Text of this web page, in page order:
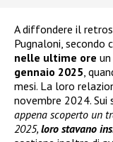
A diffondere il
Pugnaloni, secondo
nelle ultime ore
gennaio 2025,
mesi. La loro
novembre 2024.
appena scoperto un
2025, loro stavano